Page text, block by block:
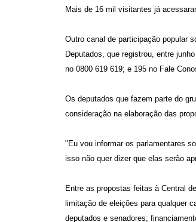
Mais de 16 mil visitantes já
Outro canal de participação popular
Deputados, que registrou, entre
no 0800 619 619; e 195 no Fale
Os deputados que fazem parte do
consideração na elaboração das
"Eu vou informar os parlamentares
isso não quer dizer que elas serão
Entre as propostas feitas à Central
limitação de eleições para qualquer
deputados e senadores;